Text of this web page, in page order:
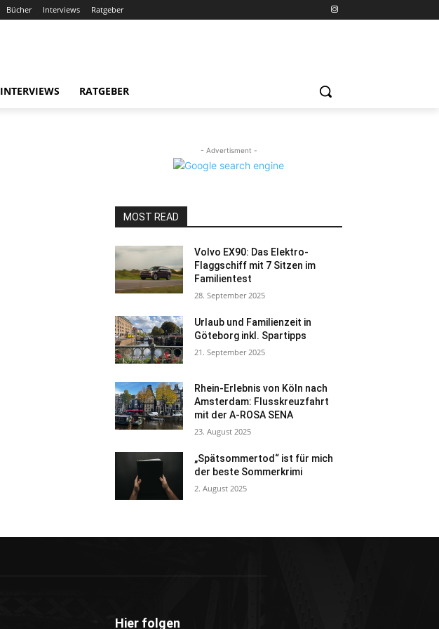
Bücher Interviews Ratgeber
INTERVIEWS RATGEBER
- Advertisment -
MOST READ
Volvo EX90: Das Elektro-
Flaggschiff mit 7 Sitzen im
Familientest
28. September 2025
Urlaub und Familienzeit in
Göteborg inkl. Spartipps
21. September 2025
Rhein-Erlebnis von Köln nach
Amsterdam: Flusskreuzfahrt
mit der A-ROSA SENA
23. August 2025
„Spätsommertod“ ist für mich
der beste Sommerkrimi
2. August 2025
Hier folgen